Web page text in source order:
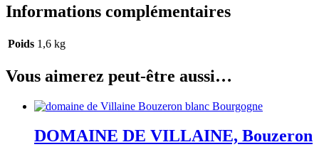
Informations complémentaires
Poids 1,6 kg
Vous aimerez peut-être aussi…
DOMAINE DE VILLAINE, Bouzeron